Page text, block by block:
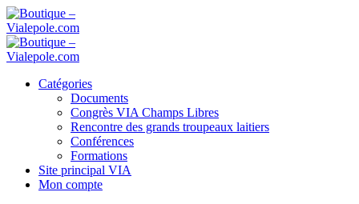
Catégories
Documents
Congrès VIA Champs Libres
Rencontre des grands troupeaux laitiers
Conférences
Formations
Site principal VIA
Mon compte